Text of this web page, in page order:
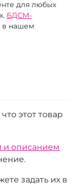
для любых
БДСМ-
в нашем
этот товар
и описанием
задать их в